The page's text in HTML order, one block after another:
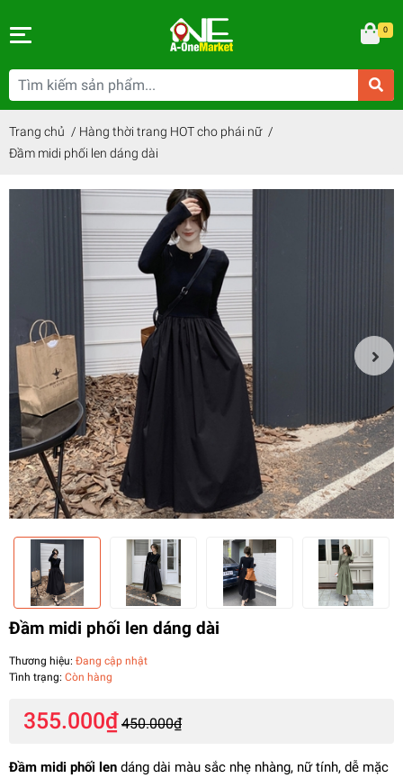
0
Trang chủ / Hàng thời trang HOT cho phái nữ /
Đầm midi phối len dáng dài
Đầm midi phối len dáng dài
Thương hiệu: Đang cập nhật
Tình trạng: Còn hàng
355.000₫ 450.000₫
Đầm midi phối len dáng dài màu sắc nhẹ nhàng, nữ tính, dễ mặc